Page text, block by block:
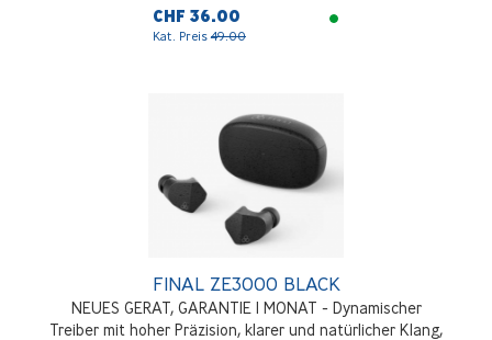
CHF 36.00
Kat. Preis49.00
FINAL ZE3000 BLACK
NEUES GERAT, GARANTIE 1 MONAT - Dynamischer
Treiber mit hoher Präzision, klarer und natürlicher Klang,